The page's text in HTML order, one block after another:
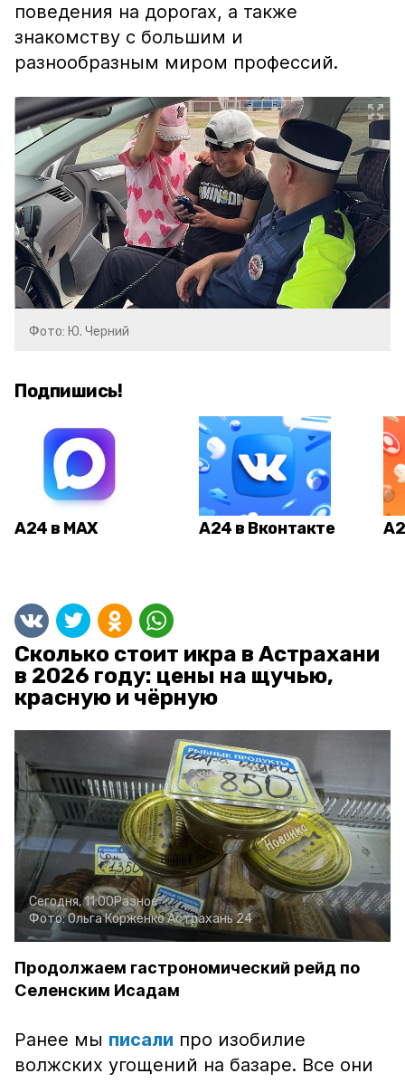
поведения на дорогах, а также
знакомству с большим и
разнообразным миром профессий.
Фото: Ю. Черний
Подпишись!
А24 в MAX А24 в Вконтакте
Сколько стоит икра в Астрахани
в 2026 году: цены на щучью,
красную и чёрную
Сегодня, 11:00Разное
Фото:Ольга КорженкоАстрахань 24
Продолжаем гастрономический рейд по
Селенским Исадам
Ранее мы писали про изобилие
волжских угощений на базаре. Все они